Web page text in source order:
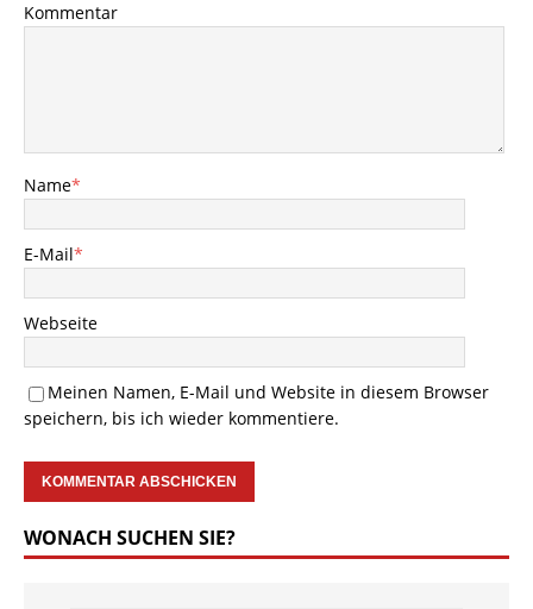
Kommentar
Name*
E-Mail*
Webseite
Meinen Namen, E-Mail und Website in diesem Browser
speichern, bis ich wieder kommentiere.
WONACH SUCHEN SIE?